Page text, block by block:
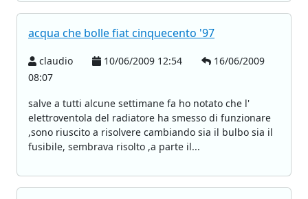
acqua che bolle fiat cinquecento '97
claudio 10/06/2009 12:54
16/06/2009
08:07
salve a tutti alcune settimane fa ho notato che l'
elettroventola del radiatore ha smesso di funzionare
,sono riuscito a risolvere cambiando sia il bulbo sia il
fusibile, sembrava risolto ,a parte il...